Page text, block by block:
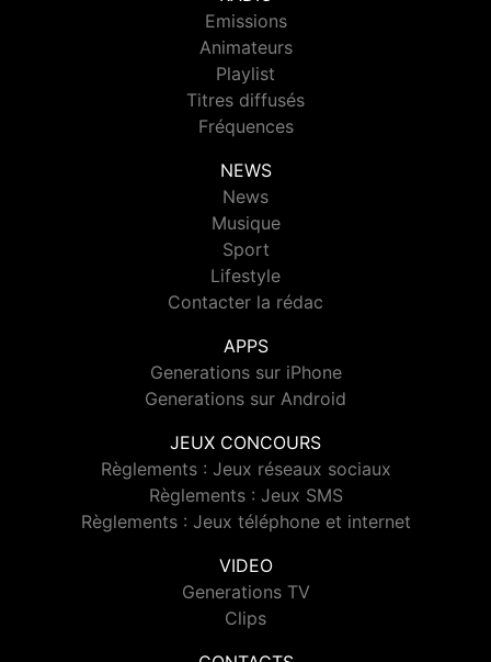
Emissions
Animateurs
Playlist
Titres diffusés
Fréquences
NEWS
News
Musique
Sport
Lifestyle
Contacter la rédac
APPS
Generations sur iPhone
Generations sur Android
JEUX CONCOURS
Règlements : Jeux réseaux sociaux
Règlements : Jeux SMS
Règlements : Jeux téléphone et internet
VIDEO
Generations TV
Clips